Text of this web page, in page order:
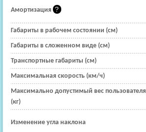
Амортизация
Габариты в рабочем состоянии (см)
Габариты в сложенном виде (см)
Транспортные габариты (см)
Максимальная скорость (км/ч)
Максимально допустимый вес пользователя
(кг)
Изменение угла наклона